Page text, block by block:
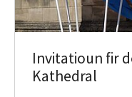
Invitatioun fir
Kathedral